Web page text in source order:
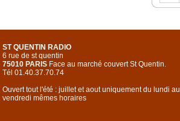
ST QUENTIN RADIO
6 rue de st quentin
75010 PARIS Face au marché couvert St Quentin.
Tél 01.40.37.70.74
Ouvert tout l'été : juillet et aout uniquement du lundi au
vendredi mêmes horaires